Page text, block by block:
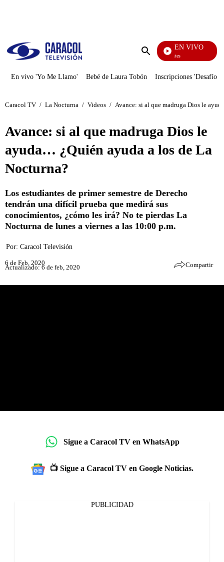
Enviar
EN VIVO
Los Informantes
En vivo 'Yo Me Llamo' Bebé de Laura Tobón Inscripciones 'Desafío'
Caracol TV / La Nocturna / Videos / Avance: si al que madruga Dios le
Avance: si al que madruga Dios le
ayuda… ¿Quién ayuda a los de La
Nocturna?
Los estudiantes de primer semestre de Derecho
tendrán una difícil prueba que medirá sus
conocimientos, ¿cómo les irá? No te pierdas La
Nocturna de lunes a viernes a las 10:00 p.m.
Por: Caracol Televisión
6 de Feb, 2020
Actualizado: 6 de feb, 2020 Compartir
Sigue a Caracol TV en WhatsApp
📺 Sigue a Caracol TV en Google Noticias.
PUBLICIDAD